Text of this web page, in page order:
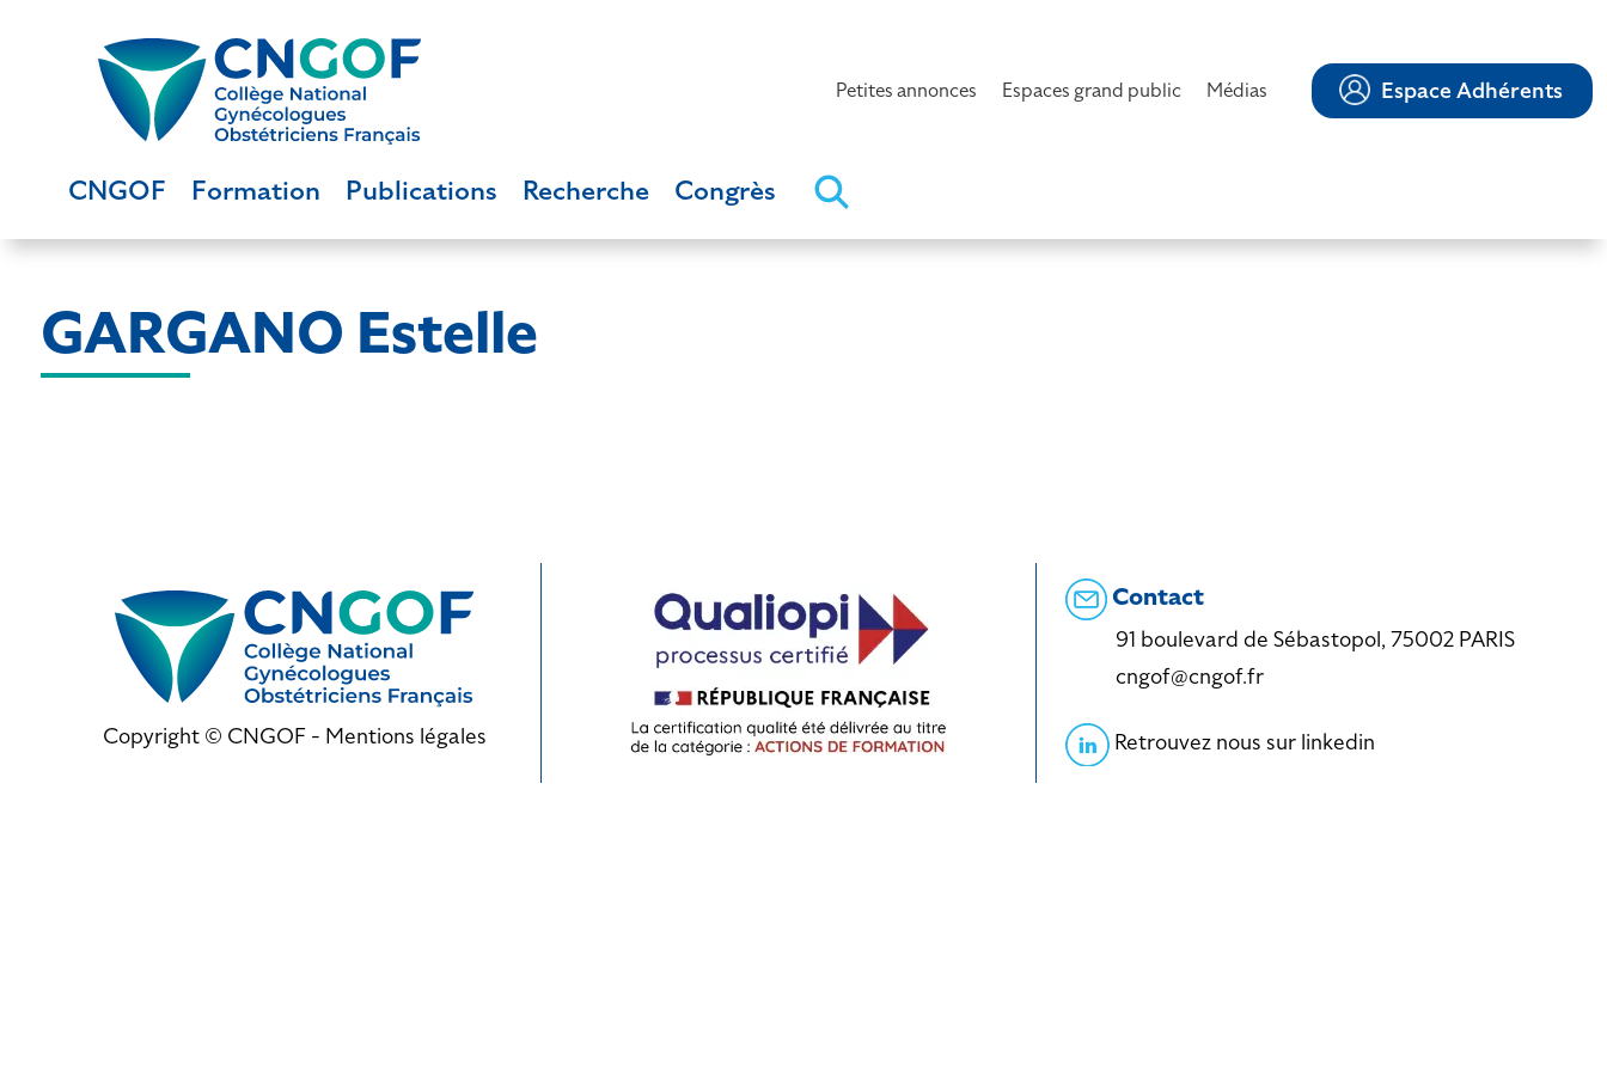
Petites annonces Espaces grand public Médias Espace Adhérents
CNGOF Formation Publications Recherche Congrès
GARGANO Estelle
Copyright © CNGOF - Mentions légales
Contact
91 boulevard de Sébastopol, 75002 PARIS
cngof@cngof.fr
Retrouvez nous sur linkedin